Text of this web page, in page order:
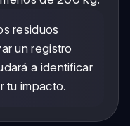
residuos
un registro
a identificar
tu impacto.